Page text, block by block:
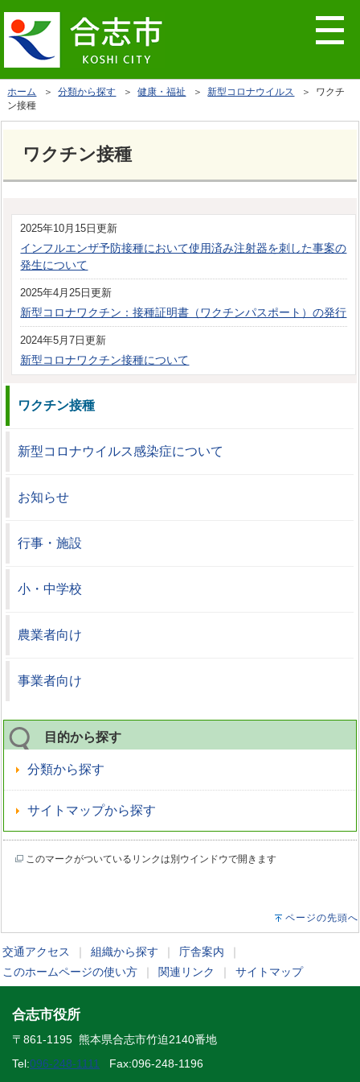
ホーム ＞分類から探す ＞健康・福祉 ＞新型コロナウイルス
＞ ワクチ
ン接種
ワクチン接種
2025年10月15日更新
インフルエンザ予防接種において使用済み注射器を刺した事案の
発生について
2025年4月25日更新
新型コロナワクチン：接種証明書（ワクチンパスポート）の発行
2024年5月7日更新
新型コロナワクチン接種について
ワクチン接種
新型コロナウイルス感染症について
お知らせ
行事・施設
小・中学校
農業者向け
事業者向け
目的から探す
分類から探す
サイトマップから探す
このマークがついているリンクは別ウインドウで開きます
ページの先頭へ
交通アクセス 組織から探す 庁舎案内
このホームページの使い方
関連リンク サイトマップ
合志市役所
〒861-1195 熊本県合志市竹迫2140番地
Tel:096-248-1111 Fax:096-248-1196